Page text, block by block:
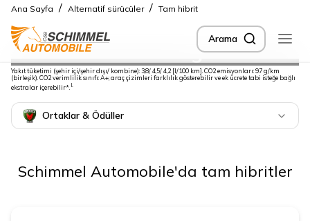
Ana Sayfa / Alternatif sürücüler / Tam hibrit
Arama
Sürdürülebilir bir gelecek
için
Yakıt tüketimi (şehir içi/şehir dışı/ kombine): 3,8/ 4,5/ 4,2 [l/100 km]. CO2 emisyonları: 97 g/km
(birleşik). CO2 verimlilik sınıfı: A+; araç çizimleri farklılık gösterebilir ve ek ücrete tabi isteğe bağlı
ekstralar içerebilir*. I.
Ortaklar & Ödüller
Schimmel Automobile'da tam hibritler